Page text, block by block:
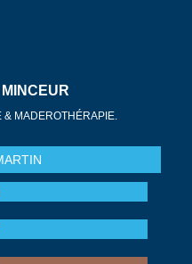
& MADEROTHÉRAPIE.